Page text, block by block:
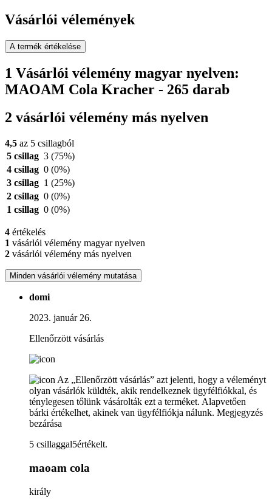
Vásárlói vélemények
A termék értékelése
1 Vásárlói vélemény magyar nyelven:
MAOAM Cola Kracher - 265 darab
2 vásárlói vélemény más nyelven
4,5 az 5 csillagból
5 csillag 3 (75%)
4 csillag 0 (0%)
3 csillag 1 (25%)
2 csillag 0 (0%)
1 csillag 0 (0%)
4 értékelés
1 vásárlói vélemény magyar nyelven
2 vásárlói vélemény más nyelven
Minden vásárlói vélemény mutatása
domi
2023. január 26.
Ellenőrzött vásárlás
Az „Ellenőrzött vásárlás” azt jelenti, hogy a véleményt
olyan vásárlók küldték, akik rendelkeznek ügyfélfiókkal, és
ténylegesen tőlünk vásárolták ezt a terméket. Alapvetően
bárki értékelhet, akinek van ügyfélfiókja nálunk. Megjegyzés
bezárása
5 csillaggal5értékelt.
maoam cola
király